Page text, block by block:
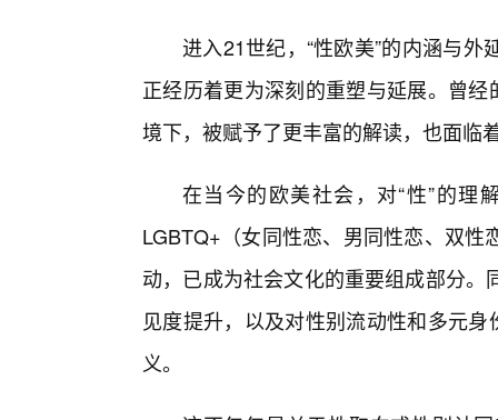
进入21世纪，“性欧美”的内涵与
正经历着更为深刻的重塑与延展。曾
境下，被赋予了更丰富的解读，也面临
在当今的欧美社会，对“性”的理
LGBTQ+（女同性恋、男同性恋、双
动，已成为社会文化的重要组成部分
见度提升，以及对性别流动性和多元
义。